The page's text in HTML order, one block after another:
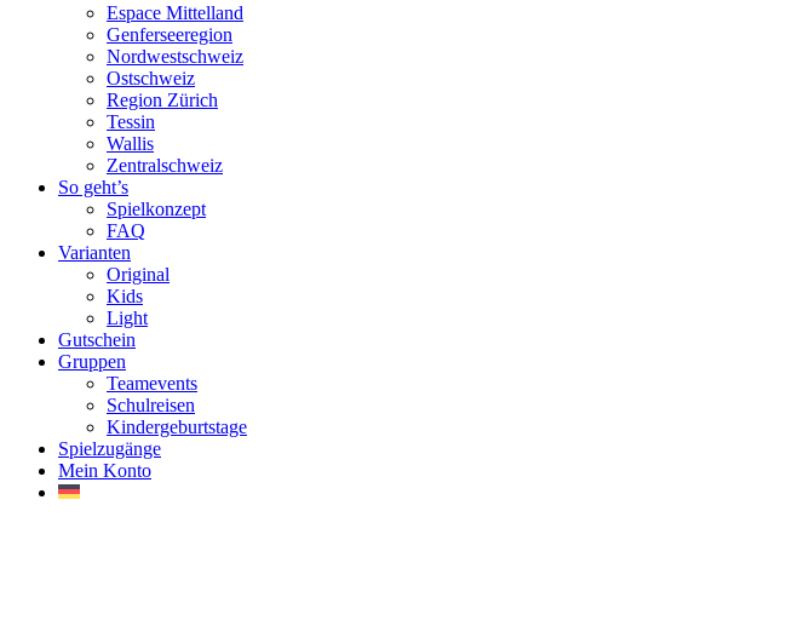
Espace Mittelland
Genferseeregion
Nordwestschweiz
Ostschweiz
Region Zürich
Tessin
Wallis
Zentralschweiz
So geht’s
Spielkonzept
FAQ
Varianten
Original
Kids
Light
Gutschein
Gruppen
Teamevents
Schulreisen
Kindergeburtstage
Spielzugänge
Mein Konto